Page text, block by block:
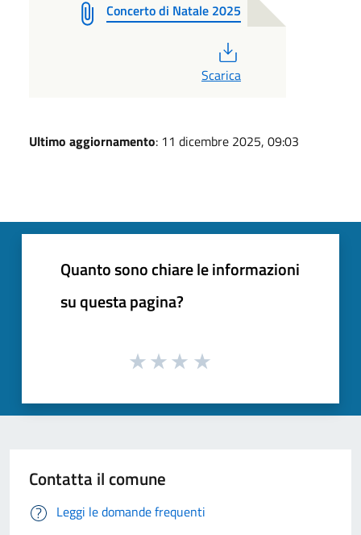
Concerto di Natale 2025
Scarica
Ultimo aggiornamento: 11 dicembre 2025, 09:03
Quanto sono chiare le informazioni
su questa pagina?
Contatta il comune
Leggi le domande frequenti